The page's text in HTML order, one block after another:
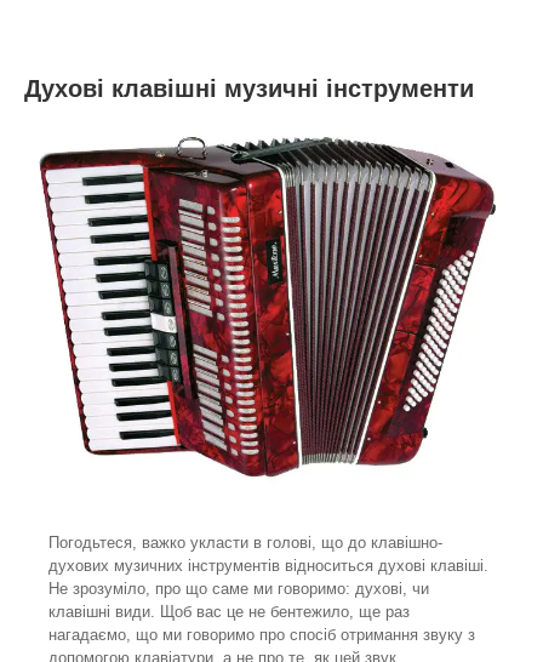
Духові клавішні музичні інструменти
Погодьтеся, важко укласти в голові, що до клавішно-
духових музичних інструментів відноситься духові клавіші.
Не зрозуміло, про що саме ми говоримо: духові, чи
клавішні види. Щоб вас це не бентежило, ще раз
нагадаємо, що ми говоримо про спосіб отримання звуку з
допомогою клавіатури, а не про те, як цей звук